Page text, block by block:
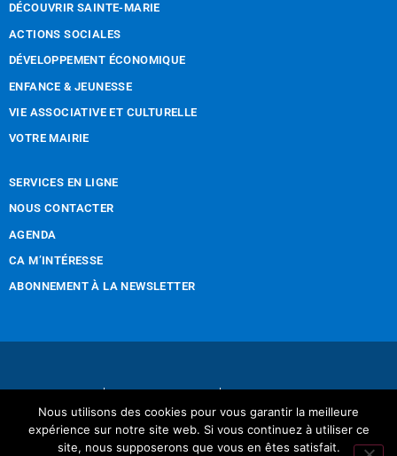
DÉCOUVRIR SAINTE-MARIE
ACTIONS SOCIALES
DÉVELOPPEMENT ÉCONOMIQUE
ENFANCE & JEUNESSE
VIE ASSOCIATIVE ET CULTURELLE
VOTRE MAIRIE
SERVICES EN LIGNE
NOUS CONTACTER
AGENDA
CA M’INTÉRESSE
ABONNEMENT À LA NEWSLETTER
Réalisation Tintamarre & Co
Nous utilisons des cookies pour vous garantir la meilleure
expérience sur notre site web. Si vous continuez à utiliser ce
site, nous supposerons que vous en êtes satisfait.